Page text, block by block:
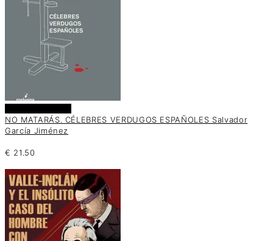
NO MATARÁS. CÉLEBRES VERDUGOS ESPAÑOLES Salvador
García Jiménez
€ 21.50